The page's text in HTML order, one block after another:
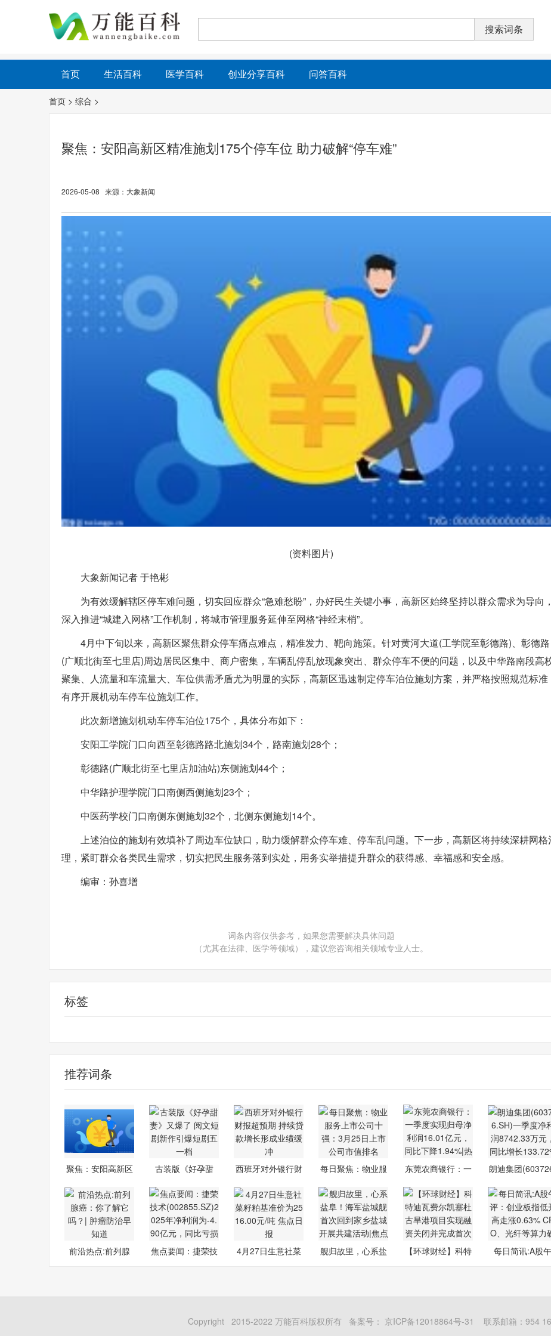
首页 生活百科 医学百科 创业分享百科 问答百科
首页 > 综合 >
聚焦：安阳高新区精准施划175个停车位 助力破解“停车难”
2026-05-08 来源：大象新闻
(资料图片)
大象新闻记者 于艳彬
为有效缓解辖区停车难问题，切实回应群众“急难愁盼”，办好民生关键小事，高新区始终坚持以群众需求为导向，
深入推进“城建入网格”工作机制，将城市管理服务延伸至网格“神经末梢”。
4月中下旬以来，高新区聚焦群众停车痛点难点，精准发力、靶向施策。针对黄河大道(工学院至彰德路)、彰德路
(广顺北街至七里店)周边居民区集中、商户密集，车辆乱停乱放现象突出、群众停车不便的问题，以及中华路南段高
聚集、人流量和车流量大、车位供需矛盾尤为明显的实际，高新区迅速制定停车泊位施划方案，并严格按照规范标准
有序开展机动车停车位施划工作。
此次新增施划机动车停车泊位175个，具体分布如下：
安阳工学院门口向西至彰德路路北施划34个，路南施划28个；
彰德路(广顺北街至七里店加油站)东侧施划44个；
中华路护理学院门口南侧西侧施划23个；
中医药学校门口南侧东侧施划32个，北侧东侧施划14个。
上述泊位的施划有效填补了周边车位缺口，助力缓解群众停车难、停车乱问题。下一步，高新区将持续深耕网格
理，紧盯群众各类民生需求，切实把民生服务落到实处，用务实举措提升群众的获得感、幸福感和安全感。
编审：孙喜增
词条内容仅供参考，如果您需要解决具体问题
（尤其在法律、医学等领域），建议您咨询相关领域专业人士。
标签
推荐词条
聚焦：安阳高新区
古装版《好孕甜
西班牙对外银行财
每日聚焦：物业服
东莞农商银行：一
朗迪集团
前沿热点:前列腺
焦点要闻：捷荣技
4月27日生意社菜
舰归故里，心系盐
【环球财经】科特
每日简讯:A股午
Copyright 2015-2022 万能百科版权所有 备案号： 京ICP备12018864号-31 联系邮箱：954